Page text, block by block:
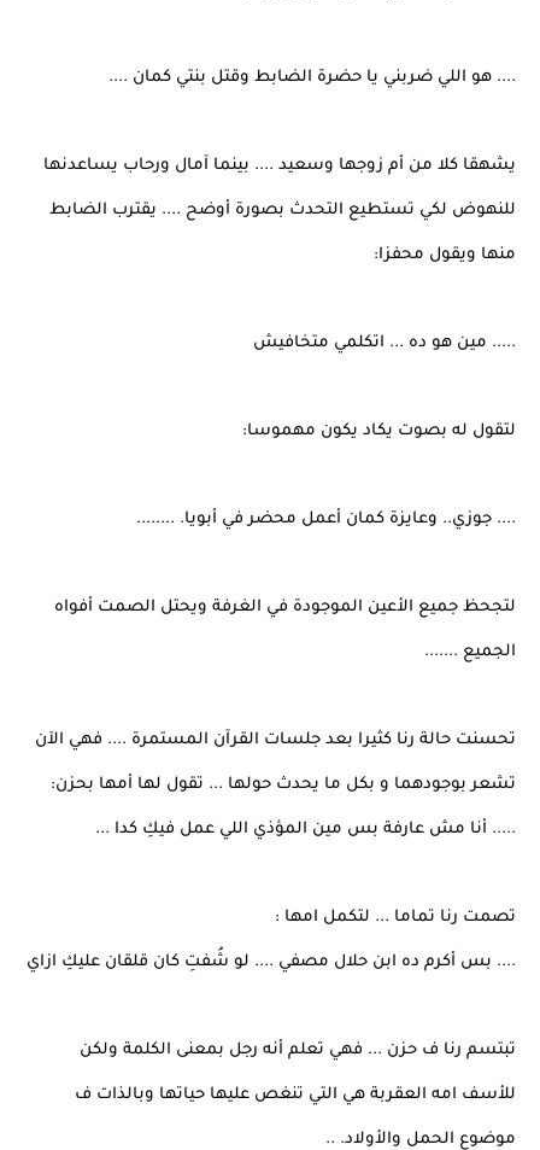
.... هو اللي ضربني يا حضرة الضابط وقتل بنتي كمان ....
يشهقا كلا من أم زوجها وسعيد .... بينما آمال ورحاب يساعدنها
للنهوض لكي تستطيع التحدث بصورة أوضح .... يقترب الضابط
منها ويقول محفزا:
..... مين هو ده ... اتكلمي متخافيش
لتقول له بصوت يكاد يكون مهموسا:
.... جوزي.. وعايزة كمان أعمل محضر في أبويا. ........
لتجحظ جميع الأعين الموجودة في الغرفة ويحتل الصمت أفواه
الجميع .......
تحسنت حالة رنا كثيرا بعد جلسات القرآن المستمرة .... فهي الآن
تشعر بوجودهما و بكل ما يحدث حولها ... تقول لها أمها بحزن:
..... أنا مش عارفة بس مين المؤذي اللي عمل فيكِ كدا ...
تصمت رنا تماما ... لتكمل امها :
.... بس أكرم ده ابن حلال مصفي .... لو شُفتِ كان قلقان عليكِ ازاي
تبتسم رنا ف حزن ... فهي تعلم أنه رجل بمعنى الكلمة ولكن
للأسف امه العقربة هي التي تنغص عليها حياتها وبالذات ف
موضوع الحمل والأولاد. ..